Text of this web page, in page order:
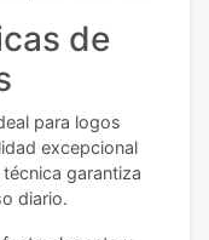
de
para logos
excepcional
garantiza
diario.